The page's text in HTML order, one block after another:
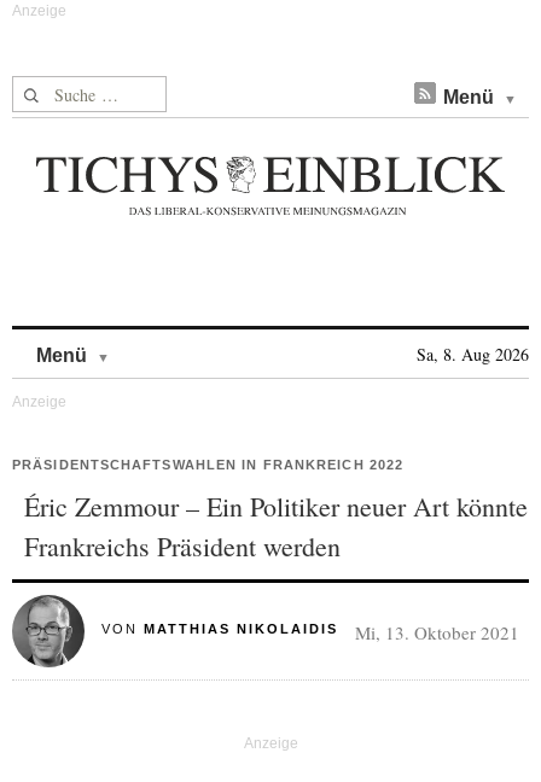
Suche nach: Menü
Menü Sa, 8. Aug 2026
PRÄSIDENTSCHAFTSWAHLEN IN FRANKREICH 2022
Éric Zemmour – Ein Politiker neuer Art könnte
Frankreichs Präsident werden
VON MATTHIAS NIKOLAIDIS Mi, 13. Oktober 2021